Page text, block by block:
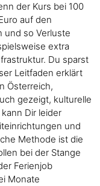
der Kurs bei 100
auf den
und so Verluste
extra
Du sparst
Leitfaden erklärt
Österreich,
gezeigt, kulturelle
Dir leider
und
Methode ist die
bei der Stange
Ferienjob
Monate